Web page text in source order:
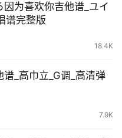
因为喜欢你吉他谱_ユイ
谱完整版
18.4K
谱_高巾立_G调_高清弹
7.9K